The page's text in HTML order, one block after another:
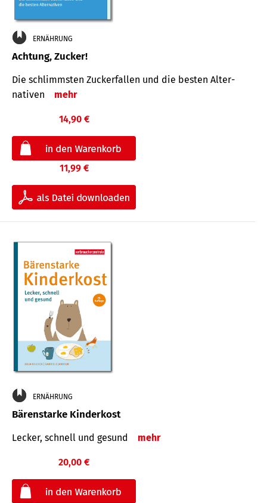
ERNÄHRUNG
Achtung, Zucker!
Die schlimmsten Zucker­fallen und die besten Alter­
nativen
mehr
14,90 €
11,99 €
ERNÄHRUNG
Bärenstarke Kinderkost
Lecker, schnell und gesund mehr
20,00 €